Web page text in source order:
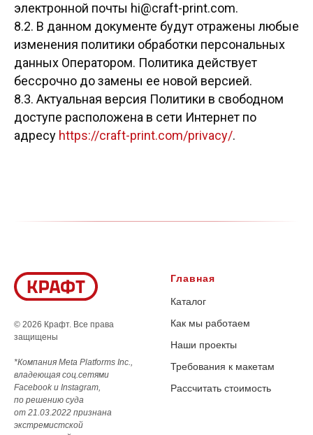
электронной почты hi@craft-print.com.
8.2. В данном документе будут отражены любые
изменения политики обработки персональных
данных Оператором. Политика действует
бессрочно до замены ее новой версией.
8.3. Актуальная версия Политики в свободном
доступе расположена в сети Интернет по
адресу https://craft-print.com/privacy/.
© 2026 Крафт. Все права
защищены
*Компания Meta Platforms Inc.,
владеющая соц.сетями
Facebook и Instagram,
по решению суда
от 21.03.2022 признана
экстремистской
Главная
Каталог
Как мы работаем
Наши проекты
Требования к макетам
Рассчитать стоимость